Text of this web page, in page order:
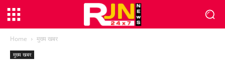
Home मुख्य खबर
मुख्य खबर